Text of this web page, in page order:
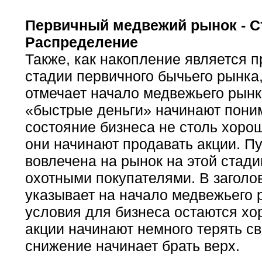
Первичный медвежий рынок -
Распределение
Также, как накопление является
стадии первичного бычьего
отмечает начало медвежьего
«быстрые деньги» начинают
состояние бизнеса не столь
они начинают продавать акции.
вовлечена на рынок на этой
охотными покупателями. В
указывает на начало
условия для бизнеса остаются
акции начинают немного терять
снижение начинает брать верх.